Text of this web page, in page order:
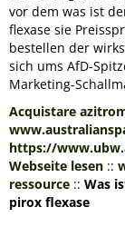
vor dem was ist
flexase sie
bestellen der
sich ums AfD-
Marketing-
Acquistare
https://
Webseite lesen ::
ressource :: Was
pirox flexase